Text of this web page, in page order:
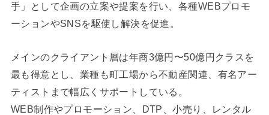
手」として企画の立案や提案を行い、各種WEBプロモ
ーションやSNSを駆使し解決を促進。
メインのクライアント層は年商3億円〜50億円クラスを
最も得意とし、業種も町工場から不動産関連、有名アー
ティストまで幅広くサポートしている。
WEB制作やプロモーション、DTP、小売り、レンタル